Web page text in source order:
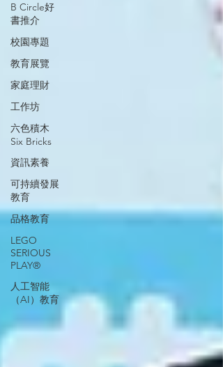
B Circle好
書推介
校園專題
教育展覽
家庭理財
工作坊
六色積木
Six Bricks
資訊素養
可持續發展
教育
品格教育
LEGO
SERIOUS
PLAY®
人工智能
（AI）教育